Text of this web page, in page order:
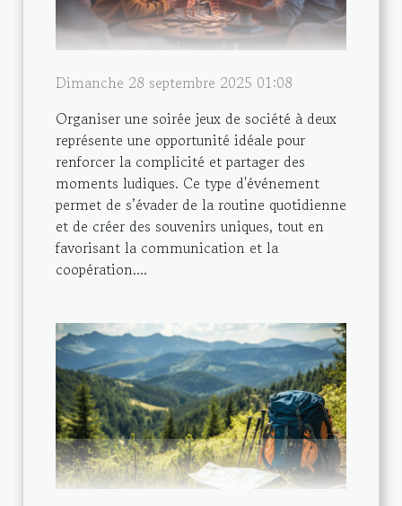
Dimanche 28 septembre 2025 01:08
Organiser une soirée jeux de société à deux
représente une opportunité idéale pour
renforcer la complicité et partager des
moments ludiques. Ce type d'événement
permet de s’évader de la routine quotidienne
et de créer des souvenirs uniques, tout en
favorisant la communication et la
coopération....